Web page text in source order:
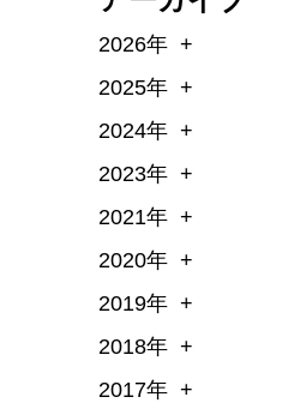
2026年
2025年
2024年
2023年
2021年
2020年
2019年
2018年
2017年